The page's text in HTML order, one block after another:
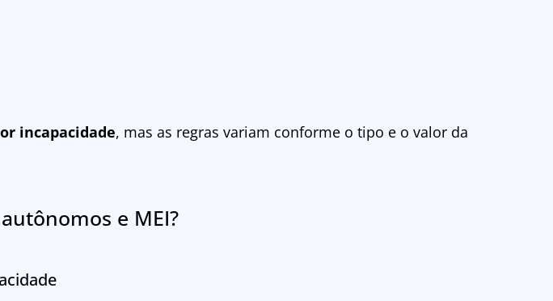
incapacidade, mas as regras variam conforme o tipo e o valor da
e MEI?